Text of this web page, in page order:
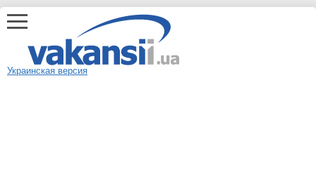
Украинская версия